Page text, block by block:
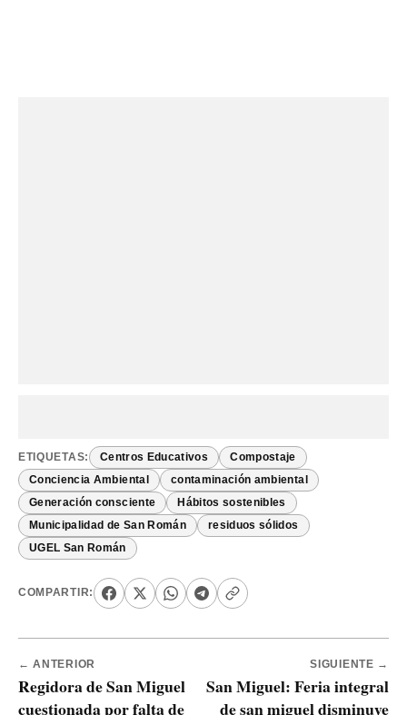
ETIQUETAS: Centros Educativos Compostaje
Conciencia Ambiental contaminación ambiental
Generación consciente Hábitos sostenibles
Municipalidad de San Román residuos sólidos
UGEL San Román
COMPARTIR:
← ANTERIOR
Regidora de San Miguel
cuestionada por falta de
SIGUIENTE →
San Miguel: Feria integral
de san miguel disminuye